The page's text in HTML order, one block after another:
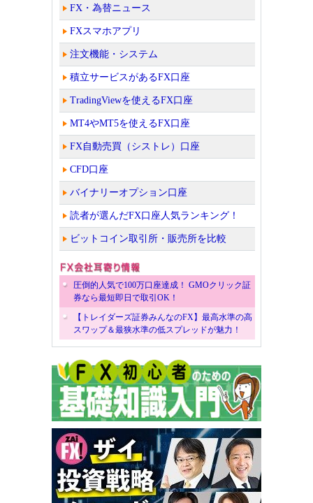
FX・為替ニュース
FXスマホアプリ
注文機能・システム
積立サービスがあるFX口座
TradingViewを使えるFX口座
MT4やMT5を使えるFX口座
FX自動売買（シストレ）口座
CFD口座
バイナリーオプション口座
読者が選んだFX口座人気ランキング！
ビットコイン取引所・販売所を比較
圧倒的人気で100万口座達成！ GMOクリック証
券なら最短即日で取引OK！
【トレイダーズ証券みんなのFX】最高水準の高
スワップ＆最狭水準の低スプレッドが魅力！